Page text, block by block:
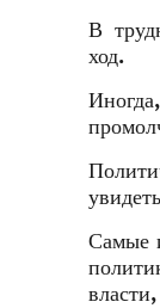
В
ход.
Самые